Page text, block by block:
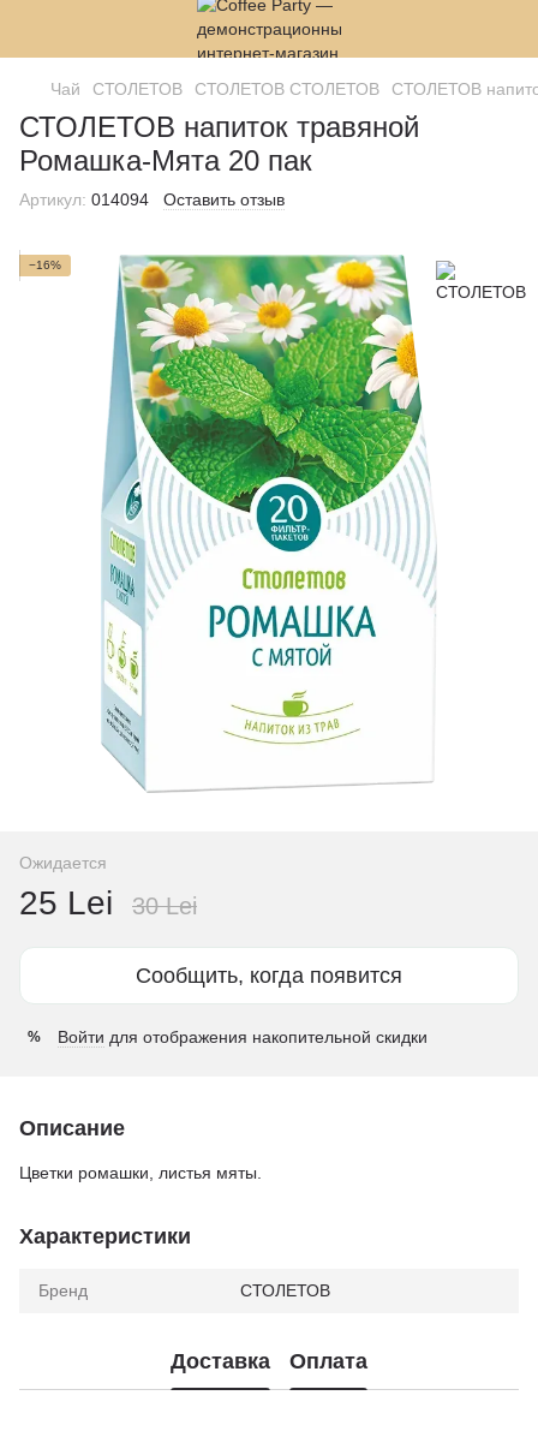
Чай СТОЛЕТОВ СТОЛЕТОВ СТОЛЕТОВ СТОЛЕТОВ
СТОЛЕТОВ напиток травяной
Ромашка-Мята 20 пак
Артикул: 014094 Оставить отзыв
−16%
Ожидается
25 Lei 30 Lei
Сообщить, когда появится
% Войти для отображения накопительной скидки
Описание
Цветки ромашки, листья мяты.
Характеристики
Бренд СТОЛЕТОВ
Доставка Оплата